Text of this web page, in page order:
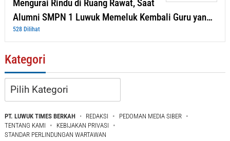
Mengurai Rindu di Ruang Rawat, Saat
Alumni SMPN 1 Luwuk Memeluk Kembali Guru yan…
528 Dilihat
Kategori
Kategori
PT. LUWUK TIMES BERKAH REDAKSI
PEDOMAN MEDIA SIBER
TENTANG KAMI
KEBIJAKAN PRIVASI
STANDAR PERLINDUNGAN WARTAWAN